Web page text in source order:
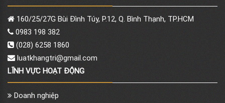
160/25/27G Bùi Đình Túy, P.12, Q. Bình Thạnh, TP.HCM
0983 198 382
(028) 6258 1860
luatkhangtri@gmail.com
LĨNH VỰC HOẠT ĐỘNG
Doanh nghiệp